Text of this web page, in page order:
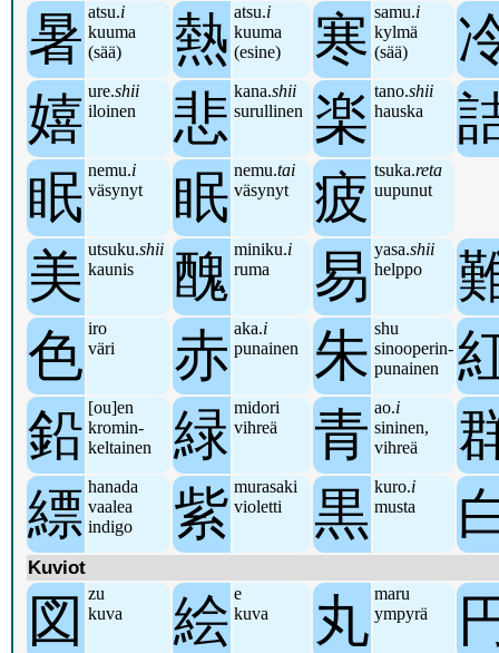
暑 atsu.i
kuuma
(sää)
熱 atsu.i
kuuma
(esine)
寒 samu.i
kylmä
(sää)
嬉 ure.shii
iloinen
悲 kana.shii
surullinen
楽 tano.shii
hauska
眠 nemu.i
väsynyt
眠 nemu.tai
väsynyt
疲 tsuka.reta
uupunut
美 utsuku.shii
kaunis
醜 miniku.i
ruma
易 yasa.shii
helppo
色 iro
väri
赤 aka.i
punainen
朱 shu
sinooperin-
punainen
鉛 [ou]en
kromin-
keltainen
緑 midori
vihreä
青 ao.i
sininen,
vihreä
縹 hanada
vaalea
indigo
紫 murasaki
violetti
黒 kuro.i
musta
Kuviot
図
zu
kuva
絵 e
kuva
丸 maru
ympyrä